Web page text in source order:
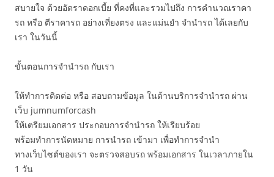
สบายใจ ด้วยอัตราดอกเบี้ย ที่คงที่และรวมไปถึง การคำนวณราคา
รถ หรือ ตีราคารถ อย่างเที่ยงตรง และแม่นยำ จำนำรถ ได้เลยกับ
เรา ในวันนี้
ขั้นตอนการจำนำรถ กับเรา
ให้ทำการติดต่อ หรือ สอบถามข้อมูล ในด้านบริการจำนำรถ ผ่าน
เว็บ jumnumforcash
ให้เตรียมเอกสาร ประกอบการจำนำรถ ให้เรียบร้อย
พร้อมทำการนัดหมาย การนำรถ เข้ามา เพื่อทำการจำนำ
ทางเว็บไซต์ของเรา จะตรวจสอบรถ พร้อมเอกสาร ในเวลาภายใน
1 วัน